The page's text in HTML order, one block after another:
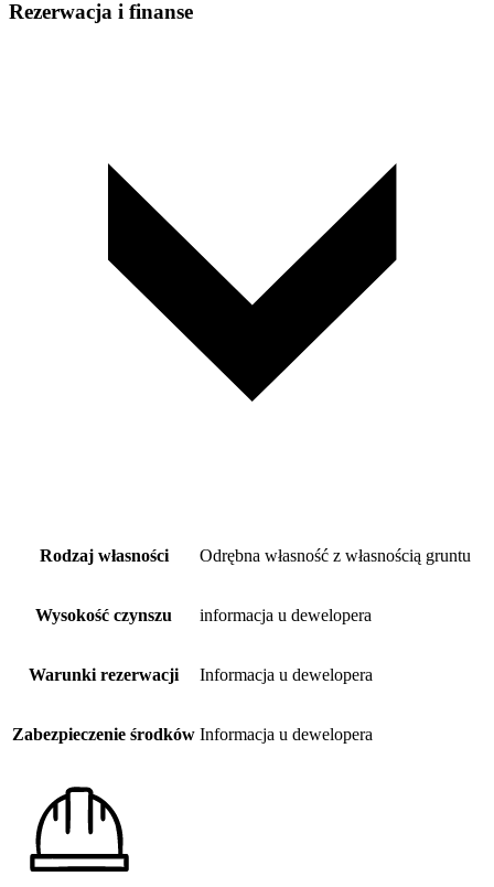
Rezerwacja i finanse
Rodzaj własności Odrębna własność z własnością gruntu
Wysokość czynszu informacja u dewelopera
Warunki rezerwacji Informacja u dewelopera
Zabezpieczenie środków Informacja u dewelopera